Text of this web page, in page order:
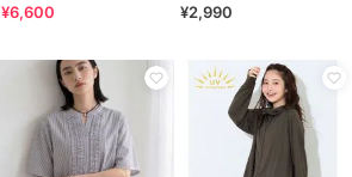
ュシュ付きアソートスイムウ
¥6,600
アードパーカー 全4色
¥2,990